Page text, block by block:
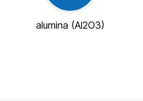
alumina (Al2O3)